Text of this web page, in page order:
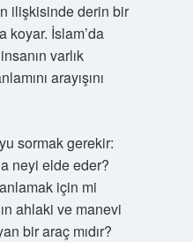
ilişkisinde derin bir
koyar. İslam’da
varlık
arayışını
sormak gerekir:
neyi elde eder?
için mi
ahlaki ve manevi
bir araç mıdır?